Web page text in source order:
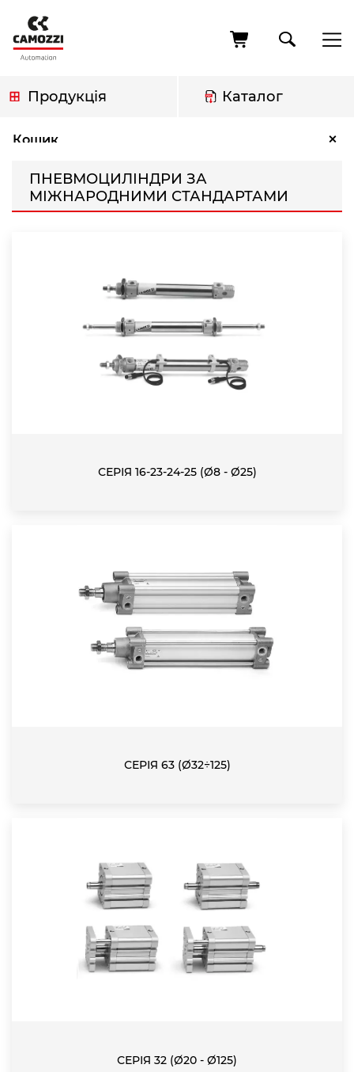
основного
вмісту
Продукція Каталог
Кошик ×
навіґації
ПНЕВМОЦИЛІНДРИ ЗА
МІЖНАРОДНИМИ СТАНДАРТАМИ
СЕРІЯ 16-23-24-25 (Ø8 - Ø25)
СЕРІЯ 63 (Ø32÷125)
СЕРІЯ 32 (Ø20 - Ø125)